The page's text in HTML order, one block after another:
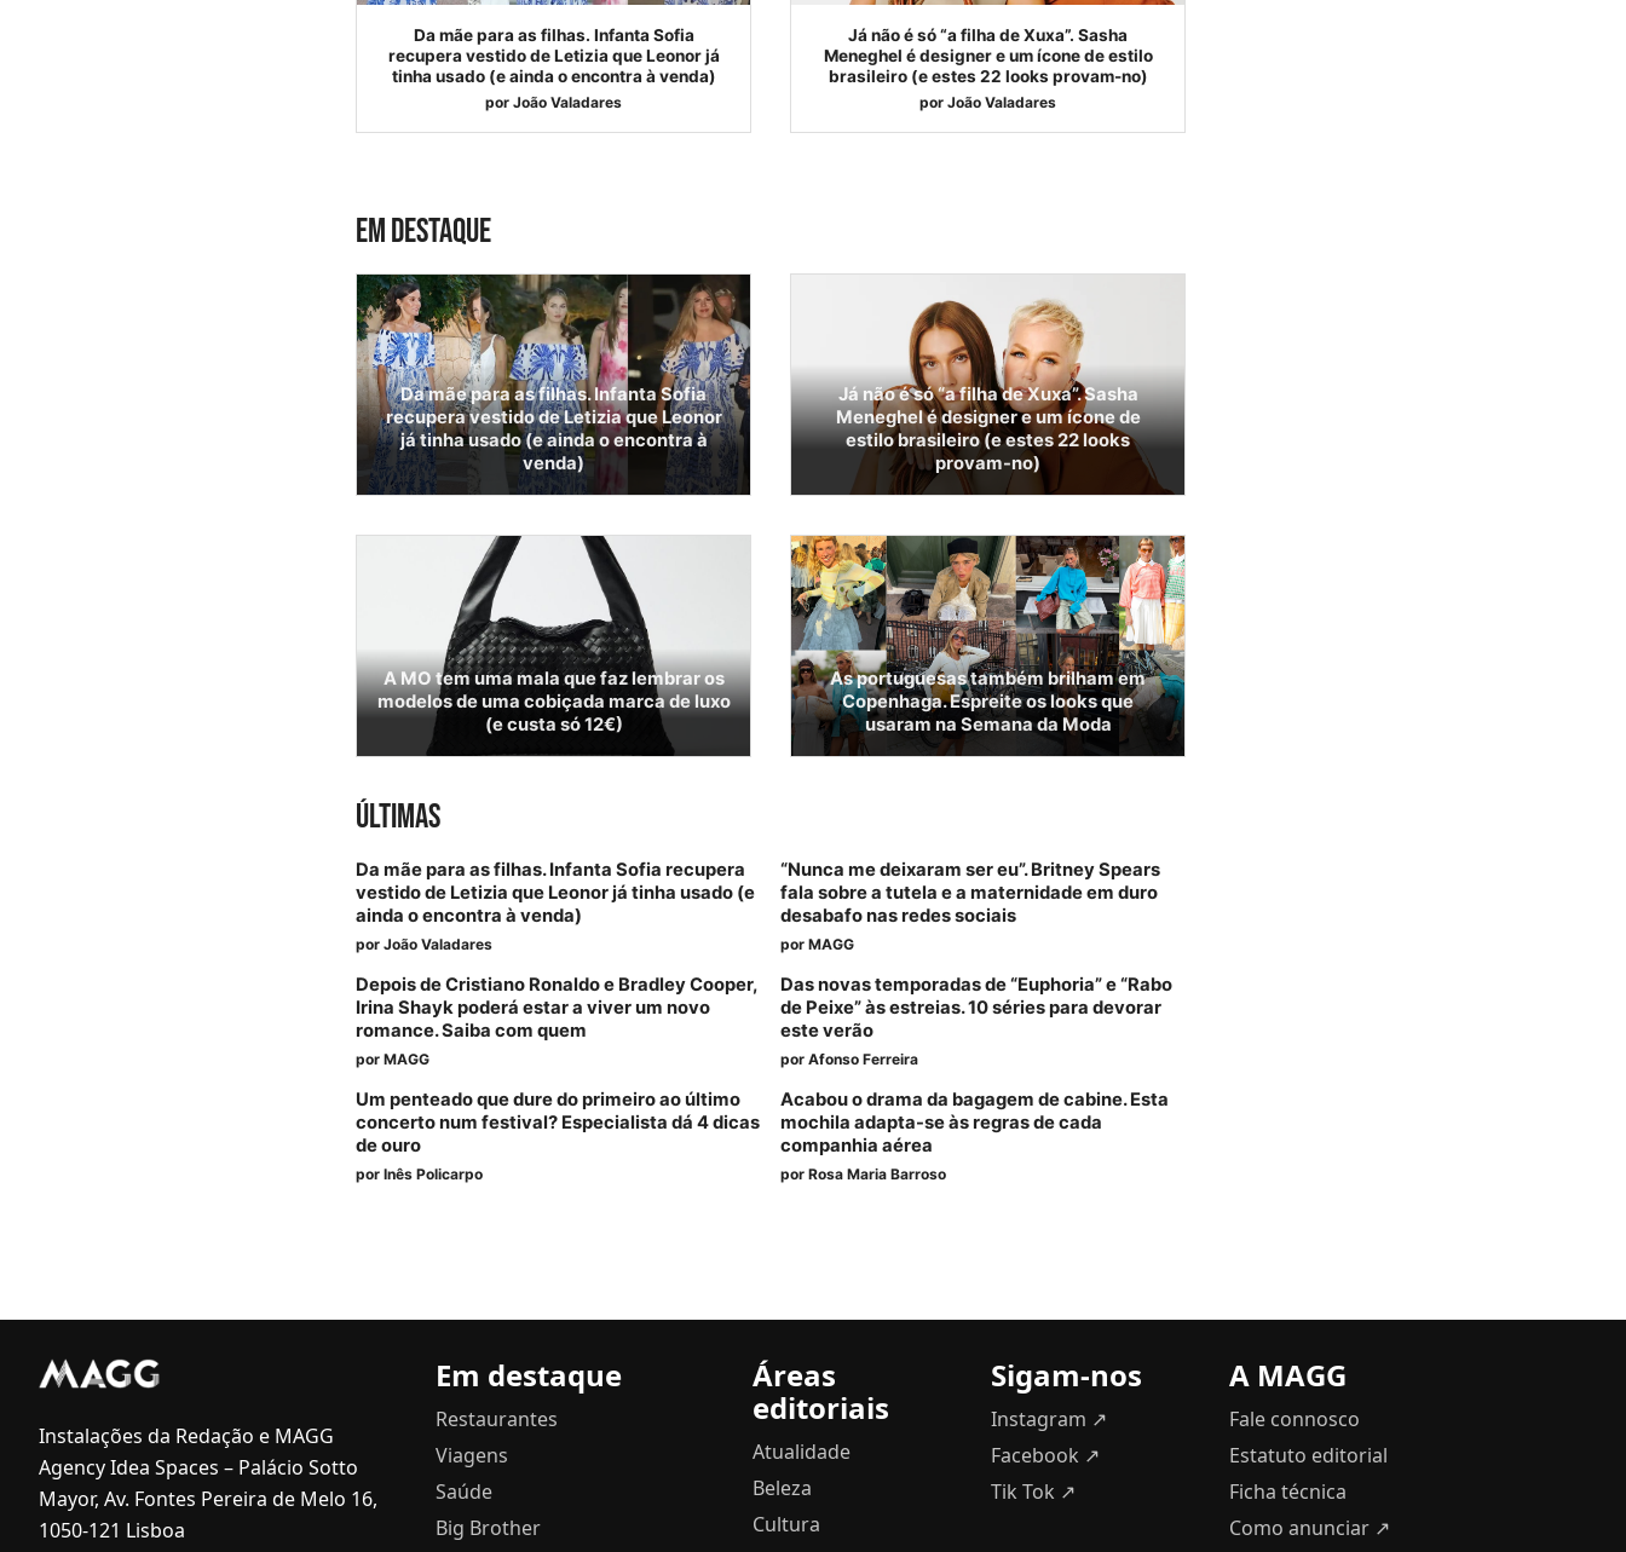
Da mãe para as filhas. Infanta Sofia
recupera vestido de Letizia que Leonor já
tinha usado (e ainda o encontra à venda)
por João Valadares
Já não é só “a filha de Xuxa”. Sasha
Meneghel é designer e um ícone de estilo
brasileiro (e estes 22 looks provam-no)
por João Valadares
EM DESTAQUE
Da mãe para as filhas. Infanta Sofia
recupera vestido de Letizia que Leonor
já tinha usado (e ainda o encontra à
venda)
Já não é só “a filha de Xuxa”. Sasha
Meneghel é designer e um ícone de
estilo brasileiro (e estes 22 looks
provam-no)
A MO tem uma mala que faz lembrar os
modelos de uma cobiçada marca de luxo
(e custa só 12€)
As portuguesas também brilham em
Copenhaga. Espreite os looks que
usaram na Semana da Moda
ÚLTIMAS
Da mãe para as filhas. Infanta Sofia recupera
vestido de Letizia que Leonor já tinha usado (e
ainda o encontra à venda)
por João Valadares
“Nunca me deixaram ser eu”. Britney Spears
fala sobre a tutela e a maternidade em duro
desabafo nas redes sociais
por MAGG
Depois de Cristiano Ronaldo e Bradley Cooper,
Irina Shayk poderá estar a viver um novo
romance. Saiba com quem
por MAGG
Das novas temporadas de “Euphoria” e “Rabo
de Peixe” às estreias. 10 séries para devorar
este verão
por Afonso Ferreira
Um penteado que dure do primeiro ao último
concerto num festival? Especialista dá 4 dicas
de ouro
por Inês Policarpo
Acabou o drama da bagagem de cabine. Esta
mochila adapta-se às regras de cada
companhia aérea
por Rosa Maria Barroso
Instalações da Redação e MAGG
Agency Idea Spaces – Palácio Sotto
Mayor, Av. Fontes Pereira de Melo 16,
1050-121 Lisboa
Em destaque
Restaurantes
Viagens
Saúde
Big Brother
Áreas
editoriais
Atualidade
Beleza
Cultura
Sigam-nos
Instagram ↗
Facebook ↗
Tik Tok ↗
A MAGG
Fale connosco
Estatuto editorial
Ficha técnica
Como anunciar ↗